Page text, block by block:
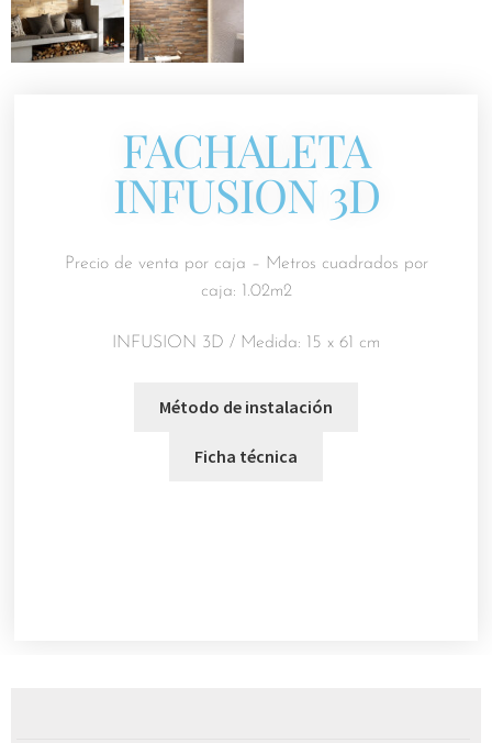
FACHALETA
INFUSION 3D
Precio de venta por caja – Metros cuadrados por
caja: 1.02m2
INFUSION 3D / Medida: 15 x 61 cm